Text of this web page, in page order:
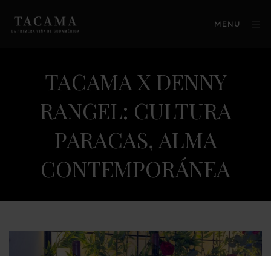
MENU
TACAMA X DENNY
RANGEL: CULTURA
PARACAS, ALMA
CONTEMPORÁNEA